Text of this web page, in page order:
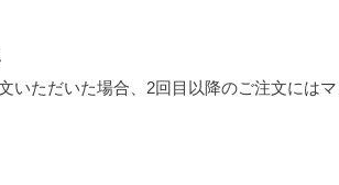
ただいた場合、2回目以降のご注文には